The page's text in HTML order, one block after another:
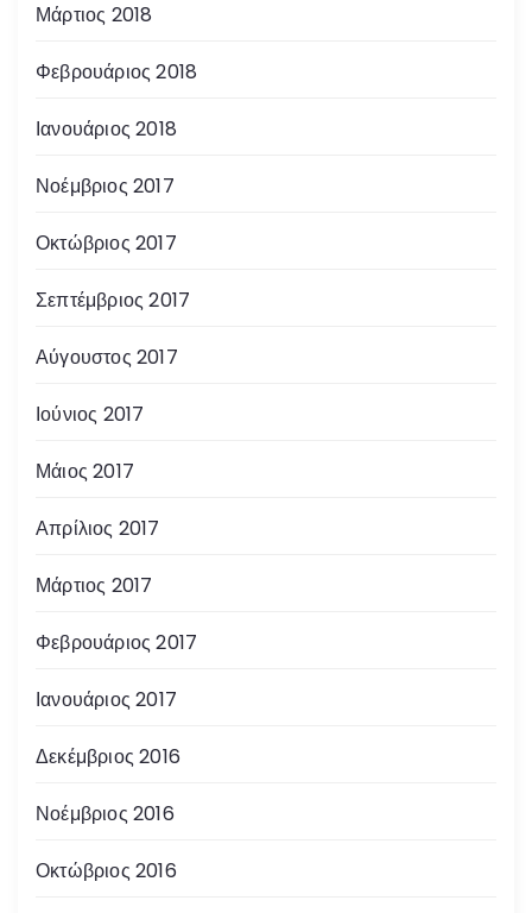
Μάρτιος 2018
Φεβρουάριος 2018
Ιανουάριος 2018
Νοέμβριος 2017
Οκτώβριος 2017
Σεπτέμβριος 2017
Αύγουστος 2017
Ιούνιος 2017
Μάιος 2017
Απρίλιος 2017
Μάρτιος 2017
Φεβρουάριος 2017
Ιανουάριος 2017
Δεκέμβριος 2016
Νοέμβριος 2016
Οκτώβριος 2016